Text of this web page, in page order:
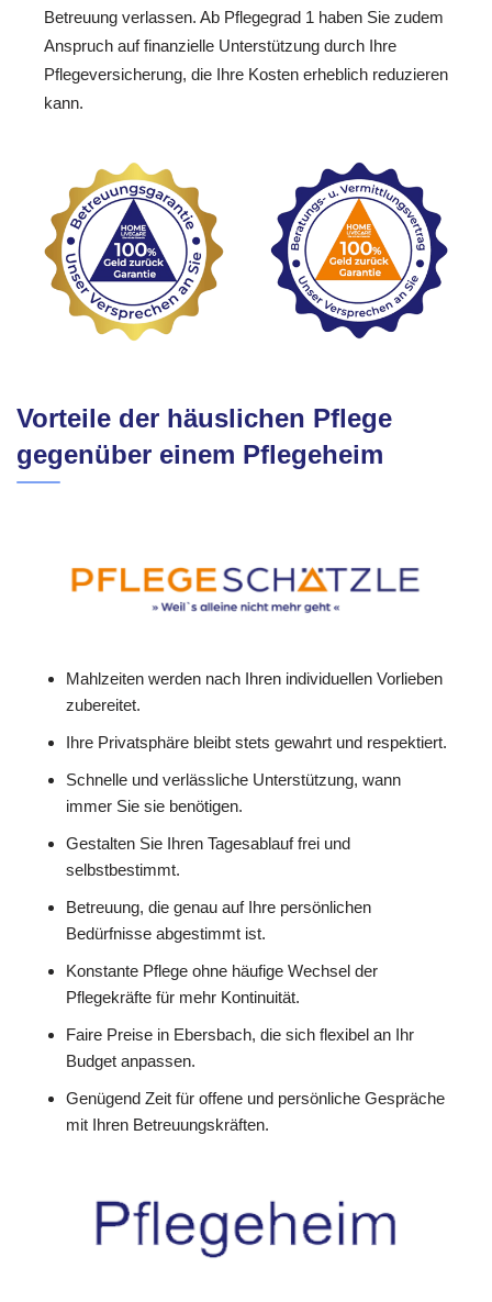
Betreuung verlassen. Ab Pflegegrad 1 haben Sie zudem
Anspruch auf finanzielle Unterstützung durch Ihre
Pflegeversicherung, die Ihre Kosten erheblich reduzieren
kann.
Vorteile der häuslichen Pflege
gegenüber einem Pflegeheim
Mahlzeiten werden nach Ihren individuellen Vorlieben
zubereitet.
Ihre Privatsphäre bleibt stets gewahrt und respektiert.
Schnelle und verlässliche Unterstützung, wann
immer Sie sie benötigen.
Gestalten Sie Ihren Tagesablauf frei und
selbstbestimmt.
Betreuung, die genau auf Ihre persönlichen
Bedürfnisse abgestimmt ist.
Konstante Pflege ohne häufige Wechsel der
Pflegekräfte für mehr Kontinuität.
Faire Preise in Ebersbach, die sich flexibel an Ihr
Budget anpassen.
Genügend Zeit für offene und persönliche Gespräche
mit Ihren Betreuungskräften.